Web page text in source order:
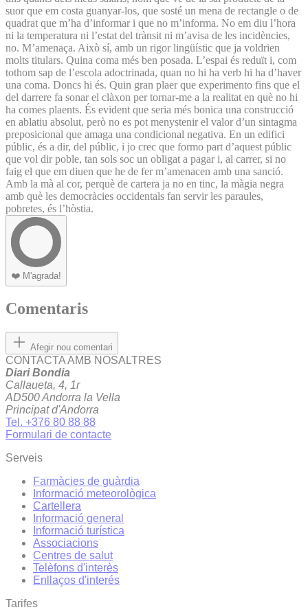
suor que em costa guanyar-los, que sosté un mena de rectangle o de
quadrat que m’ha d’informar i que no m’informa. No em diu l’hora
ni la temperatura ni l’estat del trànsit ni m’avisa de les incidències,
no. M’amenaça. Això sí, amb un rigor lingüístic que ja voldrien
molts titulars. Quina coma més ben posada. L’espai és reduït i, com
tothom sap de l’escola adoctrinada, quan no hi ha verb hi ha d’haver
una coma. Doncs hi és. Quin gran plaer que experimento fins que el
del darrere fa sonar el clàxon per tornar-me a la realitat en què no hi
ha comes plaents. És evident que seria més bonica una construcció
en ablatiu absolut, però no es pot menystenir el valor d’un sintagma
preposicional que amaga una condicional negativa. En un edifici
públic, és a dir, del públic, i jo crec que formo part d’aquest públic
que vol dir poble, tan sols soc un obligat a pagar i, al carrer, si no
faig el que em diuen que he de fer m’amenacen amb una sanció.
Amb la mà al cor, perquè de cartera ja no en tinc, la màgia negra
amb què les democràcies occidentals fan servir les paraules,
pobretes, és l’hòstia.
❤️ M'agrada!
Comentaris
Afegir nou comentari
CONTACTA AMB NOSALTRES
Diari Bondia
Callaueta, 4, 1r
AD500 Andorra la Vella
Principat d'Andorra
Tel. +376 80 88 88
Formulari de contacte
Serveis
Farmàcies de guàrdia
Informació meteorològica
Cartellera
Informació general
Informació turística
Associacions
Centres de salut
Telèfons d'interès
Enllaços d'interés
Tarifes